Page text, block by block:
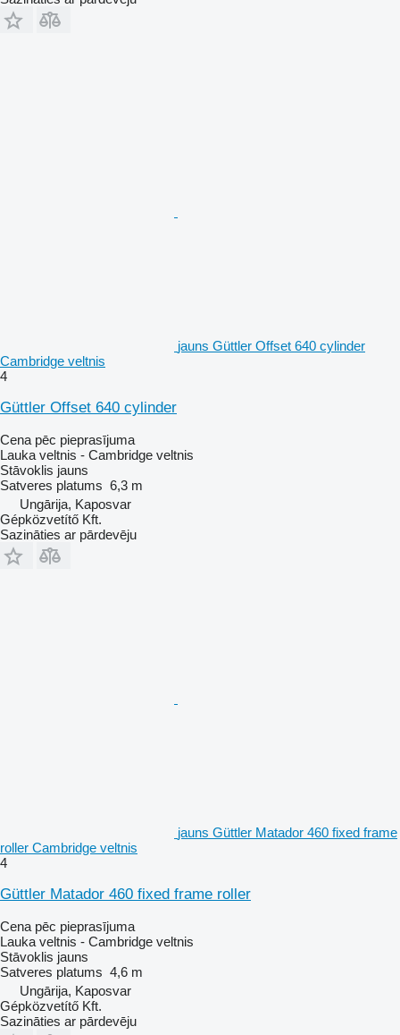
jauns Güttler Offset 640 cylinder
Cambridge veltnis
4
Güttler Offset 640 cylinder
Cena pēc pieprasījuma
Lauka veltnis - Cambridge veltnis
Stāvoklis jauns
Satveres platums 6,3 m
Ungārija, Kaposvar
Gépközvetítő Kft.
Sazināties ar pārdevēju
jauns Güttler Matador 460 fixed frame
roller Cambridge veltnis
4
Güttler Matador 460 fixed frame roller
Cena pēc pieprasījuma
Lauka veltnis - Cambridge veltnis
Stāvoklis jauns
Satveres platums 4,6 m
Ungārija, Kaposvar
Gépközvetítő Kft.
Sazināties ar pārdevēju